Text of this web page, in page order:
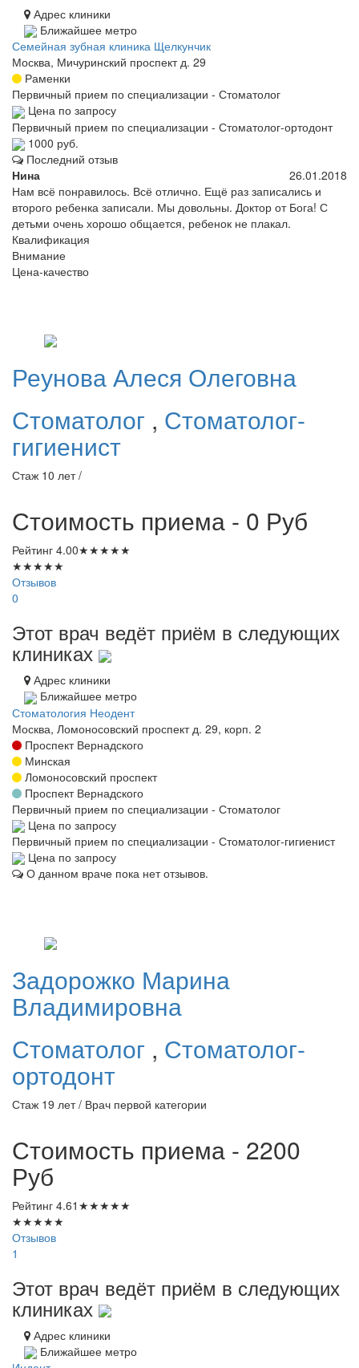
Адрес клиники
Ближайшее метро
Семейная зубная клиника Щелкунчик
Москва, Мичуринский проспект д. 29
Раменки
Первичный прием по специализации - Стоматолог
Цена по запросу
Первичный прием по специализации - Стоматолог-ортодонт
1000 руб.
Последний отзыв
Нина
26.01.2018
Нам всё понравилось. Всё отлично. Ещё раз записались и
второго ребенка записали. Мы довольны. Доктор от Бога! С
детьми очень хорошо общается, ребенок не плакал.
Квалификация
Внимание
Цена-качество
РеуноваАлеся Олеговна
Стоматолог , Стоматолог-
гигиенист
Стаж 10 лет /
Стоимость приема - 0 Руб
Рейтинг 4.00★★★★★
★★★★★
Отзывов
0
Этот врач ведёт приём в следующих
клиниках
Адрес клиники
Ближайшее метро
Стоматология Неодент
Москва, Ломоносовский проспект д. 29, корп. 2
Проспект Вернадского
Минская
Ломоносовский проспект
Проспект Вернадского
Первичный прием по специализации - Стоматолог
Цена по запросу
Первичный прием по специализации - Стоматолог-гигиенист
Цена по запросу
О данном враче пока нет отзывов.
Задорожко Марина
Владимировна
Стоматолог , Стоматолог-
ортодонт
Стаж 19 лет / Врач первой категории
Стоимость приема - 2200
Руб
Рейтинг 4.61 ★★★★★
★★★★★
Отзывов
1
Этот врач ведёт приём в следующих
клиниках
Адрес клиники
Ближайшее метро